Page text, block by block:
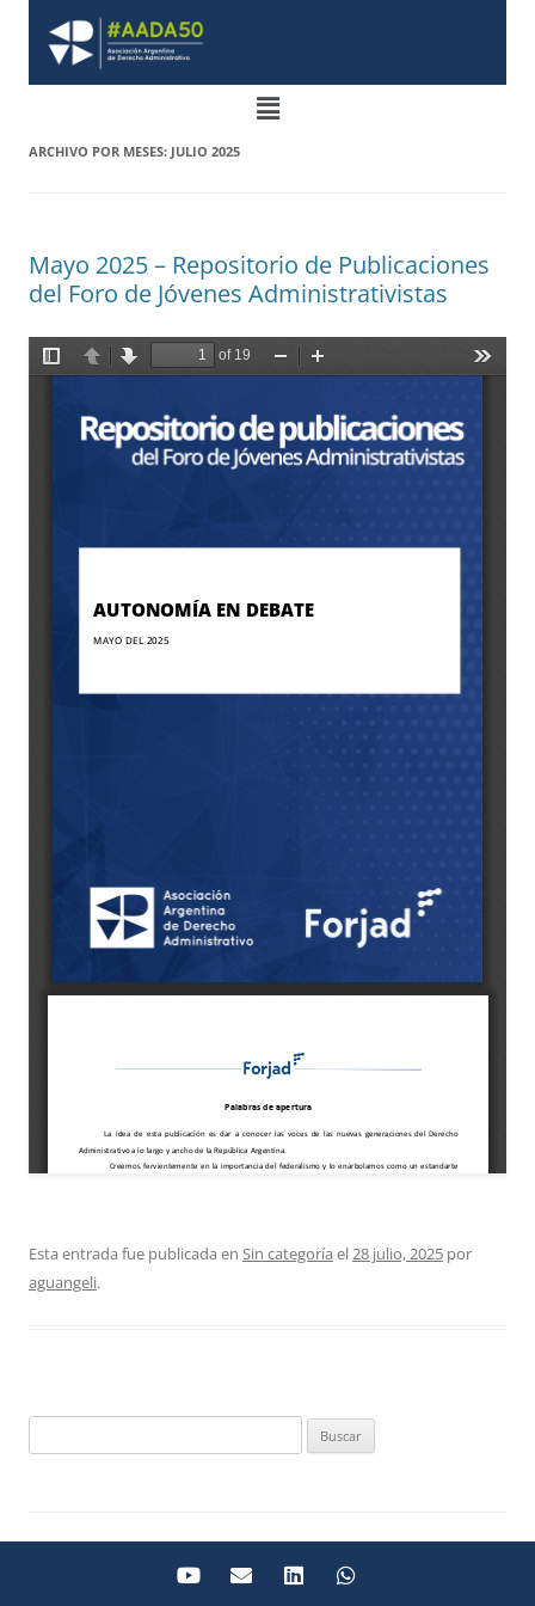
ARCHIVO POR MESES: JULIO 2025
Mayo 2025 – Repositorio de Publicaciones
del Foro de Jóvenes Administrativistas
Esta entrada fue publicada en Sin categoría el28 julio, 2025 por
aguangeli.